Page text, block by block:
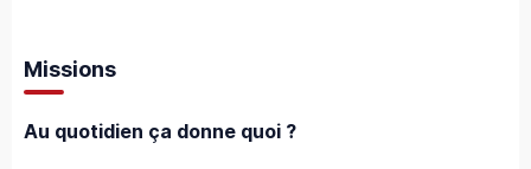
Missions
Au quotidien ça donne quoi ?